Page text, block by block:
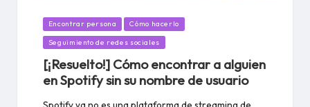
Publicado
en
Encontrar persona Cómo hacerlo
Seguimiento de redes sociales
[¡Resuelto!] Cómo encontrar a alguien
en Spotify sin su nombre de usuario